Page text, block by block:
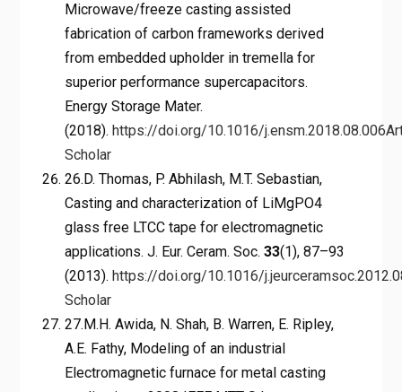
Microwave/freeze casting assisted
fabrication of carbon frameworks derived
from embedded upholder in tremella for
superior performance supercapacitors.
Energy Storage Mater.
(2018). https://doi.org/10.1016/j.ensm.2018.08.006
Scholar
26.D. Thomas, P. Abhilash, M.T. Sebastian,
Casting and characterization of LiMgPO4
glass free LTCC tape for electromagnetic
applications. J. Eur. Ceram. Soc. 33(1), 87–93
(2013). https://doi.org/10.1016/
Scholar
27.M.H. Awida, N. Shah, B. Warren, E. Ripley,
A.E. Fathy, Modeling of an industrial
Electromagnetic furnace for metal casting